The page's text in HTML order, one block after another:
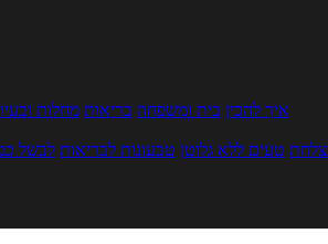
איך להכין בית ומשפחה בריאות מחלות
טעים ללא גלוטן טבעונות לבריאות לבשל